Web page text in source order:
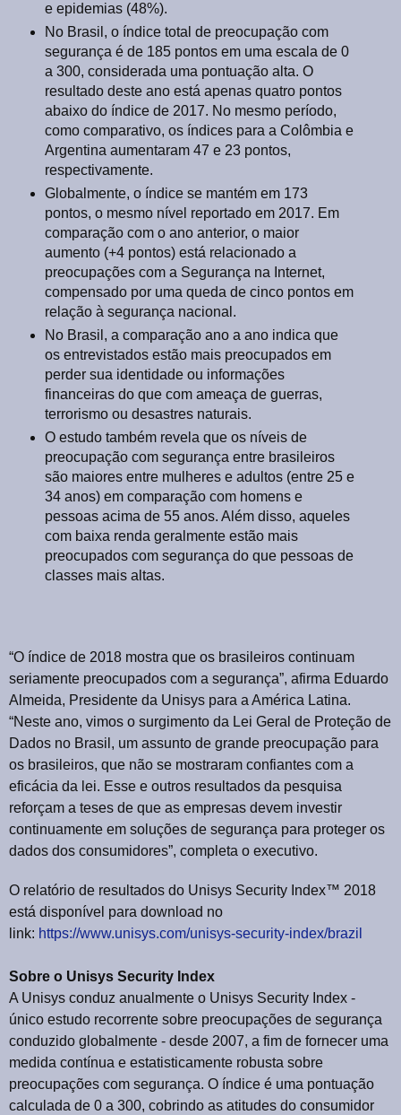
e epidemias (48%).
No Brasil, o índice total de preocupação com
segurança é de 185 pontos em uma escala de 0
a 300, considerada uma pontuação alta. O
resultado deste ano está apenas quatro pontos
abaixo do índice de 2017. No mesmo período,
como comparativo, os índices para a Colômbia e
Argentina aumentaram 47 e 23 pontos,
respectivamente.
Globalmente, o índice se mantém em 173
pontos, o mesmo nível reportado em 2017. Em
comparação com o ano anterior, o maior
aumento (+4 pontos) está relacionado a
preocupações com a Segurança na Internet,
compensado por uma queda de cinco pontos em
relação à segurança nacional.
No Brasil, a comparação ano a ano indica que
os entrevistados estão mais preocupados em
perder sua identidade ou informações
financeiras do que com ameaça de guerras,
terrorismo ou desastres naturais.
O estudo também revela que os níveis de
preocupação com segurança entre brasileiros
são maiores entre mulheres e adultos (entre 25 e
34 anos) em comparação com homens e
pessoas acima de 55 anos. Além disso, aqueles
com baixa renda geralmente estão mais
preocupados com segurança do que pessoas de
classes mais altas.
“O índice de 2018 mostra que os brasileiros continuam
seriamente preocupados com a segurança”, afirma Eduardo
Almeida, Presidente da Unisys para a América Latina.
“Neste ano, vimos o surgimento da Lei Geral de Proteção de
Dados no Brasil, um assunto de grande preocupação para
os brasileiros, que não se mostraram confiantes com a
eficácia da lei. Esse e outros resultados da pesquisa
reforçam a teses de que as empresas devem investir
continuamente em soluções de segurança para proteger os
dados dos consumidores”, completa o executivo.
O relatório de resultados do Unisys Security Index™ 2018
está disponível para download no
link: https://www.unisys.com/unisys-security-index/brazil
Sobre o Unisys Security Index
A Unisys conduz anualmente o Unisys Security Index -
único estudo recorrente sobre preocupações de segurança
conduzido globalmente - desde 2007, a fim de fornecer uma
medida contínua e estatisticamente robusta sobre
preocupações com segurança. O índice é uma pontuação
calculada de 0 a 300, cobrindo as atitudes do consumidor